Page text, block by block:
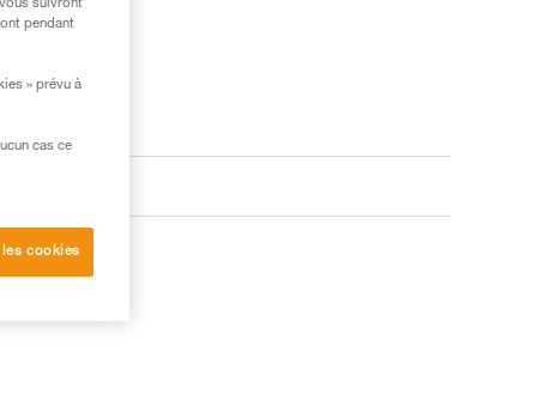
suivront
pendant
» prévu à
cas ce
cookies